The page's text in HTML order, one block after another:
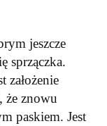
jeszcze
sprzączka.
założenie
że znowu
paskiem. Jest